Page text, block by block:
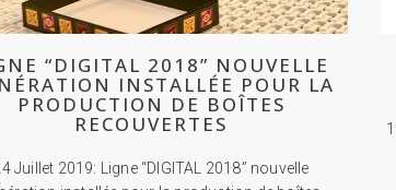
“DIGITAL 2018” NOUVELLE
INSTALLÉE POUR LA
PRODUCTION DE BOÎTES
RECOUVERTES
Juillet 2019: Ligne “DIGITAL 2018” nouvelle